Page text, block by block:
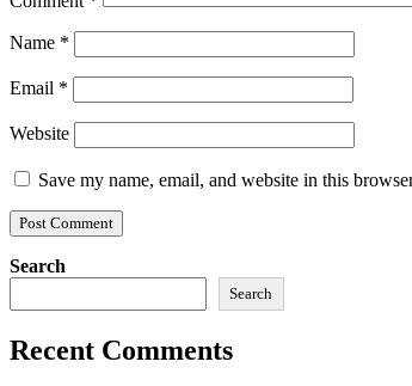
Name *
Email *
Website
Save my name, email, and website in this
Search
Search
Recent Comments